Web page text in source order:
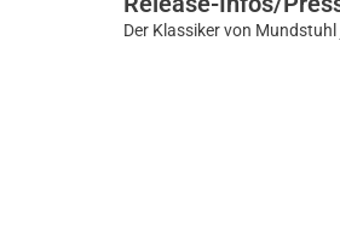
Der Klassiker von